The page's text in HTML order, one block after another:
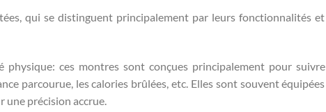
qui se distinguent principalement par leurs fonctionnalités et
physique: ces montres sont conçues principalement pour suivre
parcourue, les calories brûlées, etc. Elles sont souvent équipées
une précision accrue.